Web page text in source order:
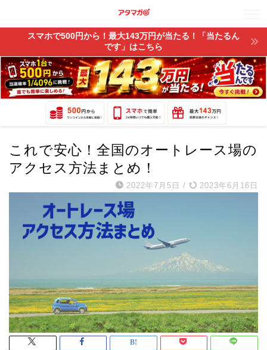
スマホで500円から！最大143万円が当たる！「当たるん
です」はこちら
これで安心！全国のオートレース場の
アクセス方法まとめ！
2022年7月5日 / 2023年6月16日